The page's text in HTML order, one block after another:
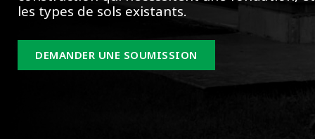
les types de sols existants.
DEMANDER UNE SOUMISSION